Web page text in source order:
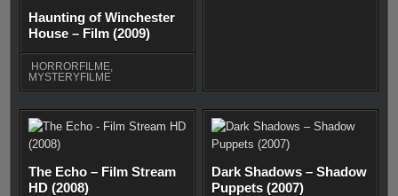
Haunting of Winchester
House – Film (2009)
HORRORFILME,
MYSTERYFILME
The Echo – Film Stream
HD (2008)
Dark Shadows – Shadow
Puppets (2007)